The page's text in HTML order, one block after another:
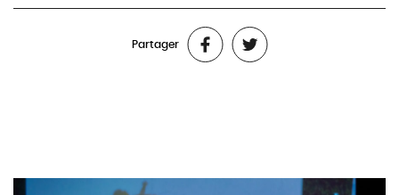
Partager
La Fille et le Dragon est un roman graphique de Kubra Khademi
et Nicole Lapierre, paru aux Éditions Denoël.